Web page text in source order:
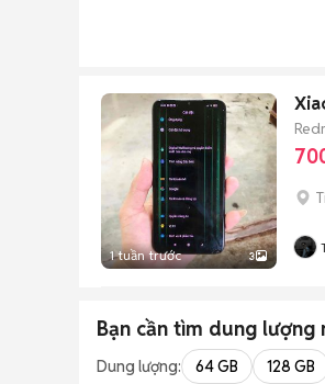
1 tuần trước 3
Bạn cần tìm dung lượng
Dung lượng: 64 GB 128 GB